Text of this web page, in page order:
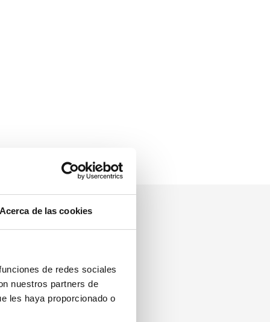
Acerca de las cookies
de redes sociales
nuestros partners de
les haya proporcionado o